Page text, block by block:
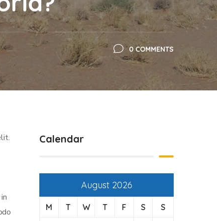
0 COMMENTS
Calendar
August 2026
M T W T F S S